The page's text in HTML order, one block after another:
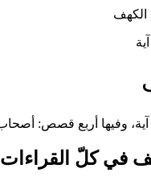
الكهف
في كلّ القراءات